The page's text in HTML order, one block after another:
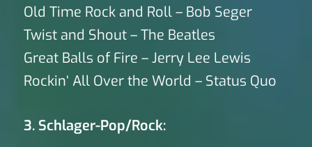
Old Time Rock and Roll – Bob Seger
Twist and Shout – The Beatles
Great Balls of Fire – Jerry Lee Lewis
Rockin‘ All Over the World – Status Quo
3. Schlager-Pop/Rock: